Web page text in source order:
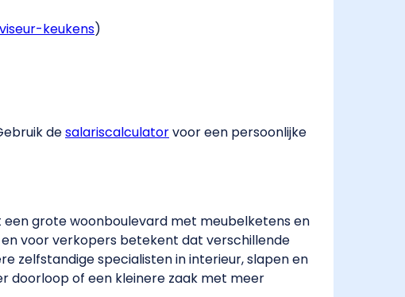
keukens​)
desalariscalculator​ voor een persoonlijke
een grote woonboulevard met meubelketens en
voor verkopers betekent dat verschillende
zelfstandige specialisten in interieur, slapen en
doorloop of een kleinere zaak met meer